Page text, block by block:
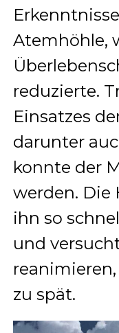
Atemhöhle,
reduzierte.
Einsatzes
darunter
konnte der
werden. Die
ihn so
und
zu spät.